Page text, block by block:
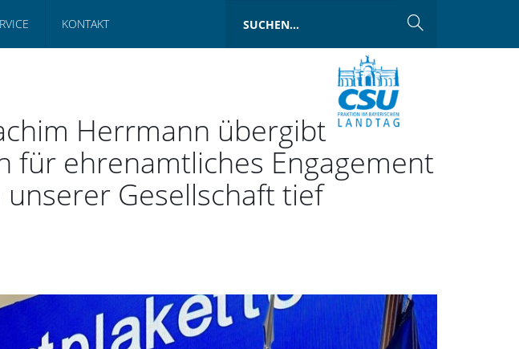
KONTAKT
Herrmann übergibt
für ehrenamtliches Engagement
Gesellschaft tief